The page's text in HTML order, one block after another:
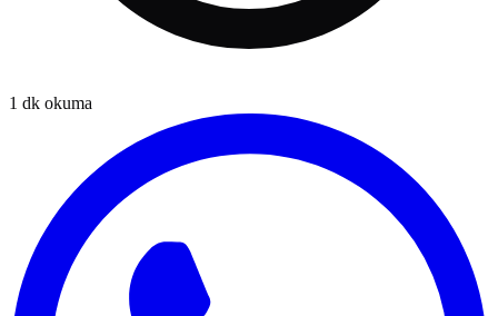
1 dk okuma